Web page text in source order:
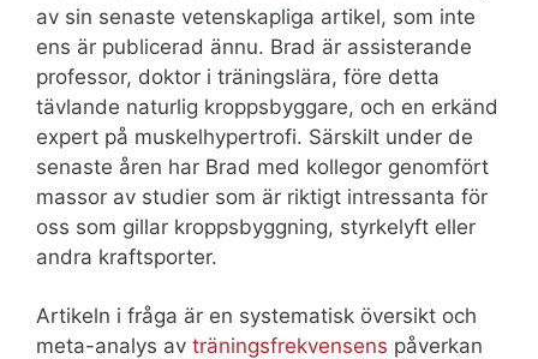
av sin senaste vetenskapliga artikel, som inte
ens är publicerad ännu. Brad är assisterande
professor, doktor i träningslära, före detta
tävlande naturlig kroppsbyggare, och en erkänd
expert på muskelhypertrofi. Särskilt under de
senaste åren har Brad med kollegor genomfört
massor av studier som är riktigt intressanta för
oss som gillar kroppsbyggning, styrkelyft eller
andra kraftsporter.
Artikeln i fråga är en systematisk översikt och
meta-analys av träningsfrekvensens påverkan